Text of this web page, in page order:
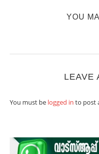
YOU
LEAVE
You must be logged in to post